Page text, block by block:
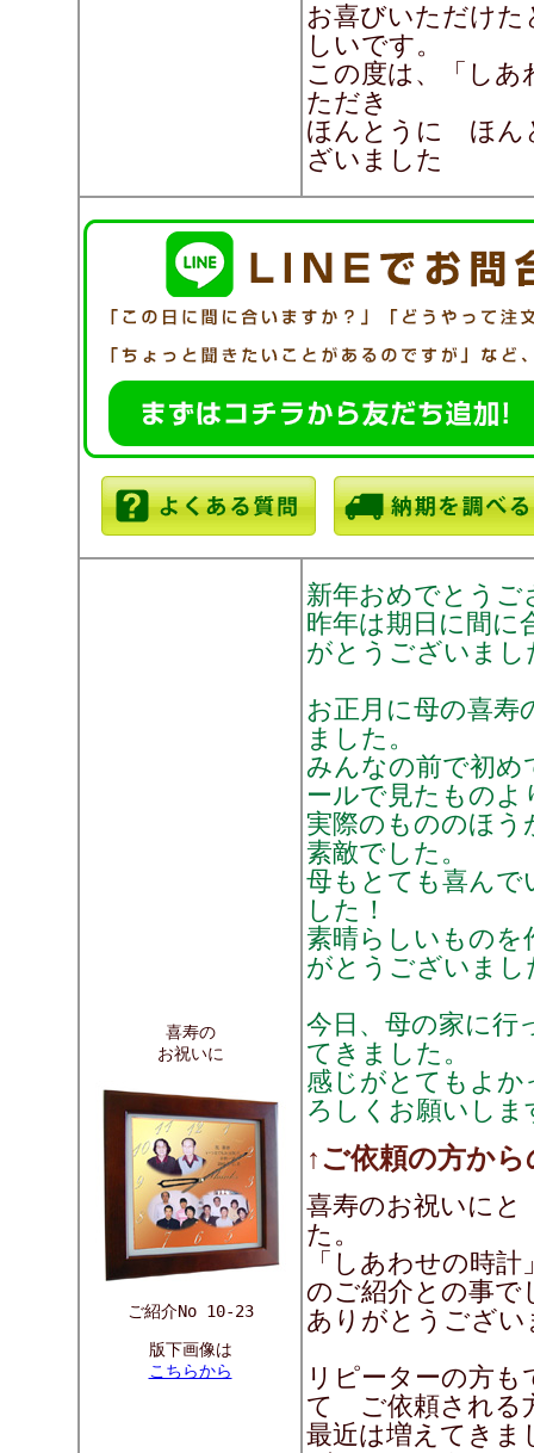
お喜びいただけた
しいです。
この度は、「しあ
ただき
ほんとうに ほん
ざいました
喜寿の
お祝いに
ご紹介No 10-23
版下画像は
こちらから
新年おめでとうご
昨年は期日に間に
がとうございまし
お正月に母の喜寿
ました。
みんなの前で初
ールで見たものよ
実際のもののほ
素敵でした。
母もとても喜んで
した！
素晴らしいもの
がとうございまし
今日、母の家に行
てきました。
感じがとてもよ
ろしくお願いしま
↑ご依頼の方か
喜寿のお祝いに
た。
「しあわせの時
のご紹介との事で
ありがとうござい
リピーターの方
て ご依頼される
最近は増えてきま